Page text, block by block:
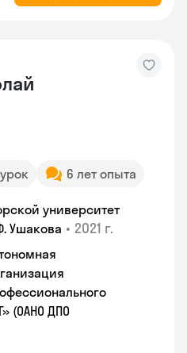
6 лет опыта
университет
Ушакова • 2021 г.
(ОАНО ДПО